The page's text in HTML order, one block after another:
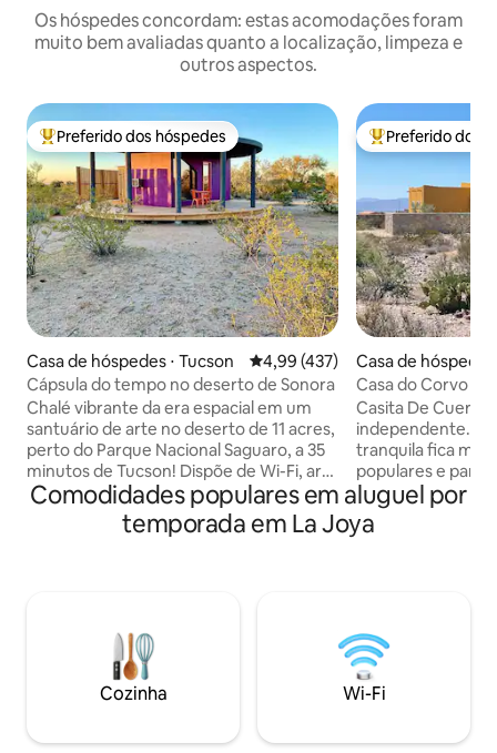
Os hóspedes concordam: estas acomodações foram
muito bem avaliadas quanto a localização, limpeza e
outros aspectos.
Entre os melhores preferidos dos hóspedes
Preferido dos hóspedes
Casa de hóspedes ⋅ Tucson 4,99 de uma avaliação média de
4,99 (437)
Cápsula do tempo no deserto de Sonora
Chalé vibrante da era espacial em um
santuário de arte no deserto de 11 acres,
perto do Parque Nacional Saguaro, a 35
minutos de Tucson! Dispõe de Wi-Fi, ar-
condicionado/aquecedor, deck com
banheiro ao ar livre e comodidades
ecológicas. Fica a 15 metros do Groovy
espaço estritamente INADEQUADO
para crianças/menores. ⚠️
IMPORTANTE: Antes de reservar,
observe que o check-in é estritamente
Entre os
Preferido dos
Casa de hóspedes
ces
Casa do Corvo
Casita De Cuervo
independente.
tranquila fica
populares e
está a menos de
NMSU e ambos
tem uma cozinha
altas para seu
do sol sobre as
varanda dos
deslumbrantes
Comodidades populares em aluguel por
temporada em La Joya
Cozinha Wi-Fi